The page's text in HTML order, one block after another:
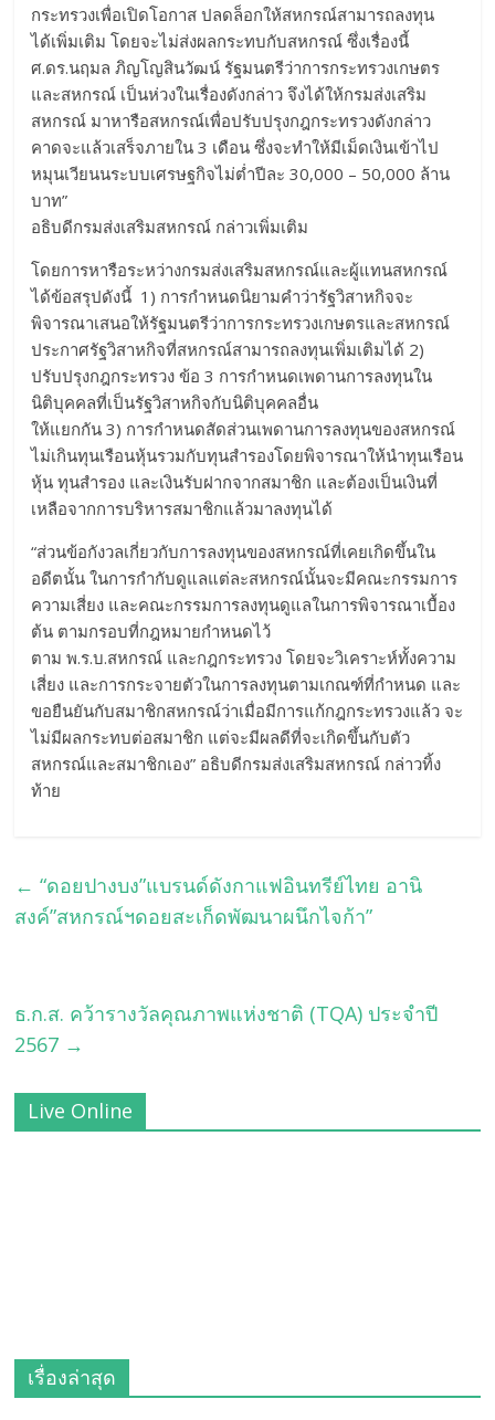
กระทรวงเพื่อเปิดโอกาส ปลดล็อกให้สหกรณ์สามารถลงทุน
ได้เพิ่มเติม โดยจะไม่ส่งผลกระทบกับสหกรณ์ ซึ่งเรื่องนี้
ศ.ดร.นฤมล ภิญโญสินวัฒน์ รัฐมนตรีว่าการกระทรวงเกษตร
และสหกรณ์ เป็นห่วงในเรื่องดังกล่าว จึงได้ให้กรมส่งเสริม
สหกรณ์ มาหารือสหกรณ์เพื่อปรับปรุงกฎกระทรวงดังกล่าว
คาดจะแล้วเสร็จภายใน 3 เดือน ซึ่งจะทำให้มีเม็ดเงินเข้าไป
หมุนเวียนนระบบเศรษฐกิจไม่ต่ำปีละ 30,000 – 50,000 ล้าน
บาท”
อธิบดีกรมส่งเสริมสหกรณ์ กล่าวเพิ่มเติม
โดยการหารือระหว่างกรมส่งเสริมสหกรณ์และผู้แทนสหกรณ์
ได้ข้อสรุปดังนี้ 1) การกำหนดนิยามคำว่ารัฐวิสาหกิจจะ
พิจารณาเสนอให้รัฐมนตรีว่าการกระทรวงเกษตรและสหกรณ์
ประกาศรัฐวิสาหกิจที่สหกรณ์สามารถลงทุนเพิ่มเติมได้ 2)
ปรับปรุงกฎกระทรวง ข้อ 3 การกำหนดเพดานการลงทุนใน
นิติบุคคลที่เป็นรัฐวิสาหกิจกับนิติบุคคลอื่น
ให้แยกกัน 3) การกำหนดสัดส่วนเพดานการลงทุนของสหกรณ์
ไม่เกินทุนเรือนหุ้นรวมกับทุนสำรองโดยพิจารณาให้นำทุนเรือน
หุ้น ทุนสำรอง และเงินรับฝากจากสมาชิก และต้องเป็นเงินที่
เหลือจากการบริหารสมาชิกแล้วมาลงทุนได้
“ส่วนข้อกังวลเกี่ยวกับการลงทุนของสหกรณ์ที่เคยเกิดขึ้นใน
อดีตนั้น ในการกำกับดูแลแต่ละสหกรณ์นั้นจะมีคณะกรรมการ
ความเสี่ยง และคณะกรรมการลงทุนดูแลในการพิจารณาเบื้อง
ต้น ตามกรอบที่กฎหมายกำหนดไว้
ตาม พ.ร.บ.สหกรณ์ และกฎกระทรวง โดยจะวิเคราะห์ทั้งความ
เสี่ยง และการกระจายตัวในการลงทุนตามเกณฑ์ที่กำหนด และ
ขอยืนยันกับสมาชิกสหกรณ์ว่าเมื่อมีการแก้กฎกระทรวงแล้ว จะ
ไม่มีผลกระทบต่อสมาชิก แต่จะมีผลดีที่จะเกิดขึ้นกับตัว
สหกรณ์และสมาชิกเอง” อธิบดีกรมส่งเสริมสหกรณ์ กล่าวทิ้ง
ท้าย
← “ดอยปางบง”แบรนด์ดังกาแฟอินทรีย์ไทย อานิ
สงค์”สหกรณ์ฯดอยสะเก็ดพัฒนาผนึกไจก้า”
ธ.ก.ส. คว้ารางวัลคุณภาพแห่งชาติ (TQA) ประจำปี
2567 →
Live Online
เรื่องล่าสุด